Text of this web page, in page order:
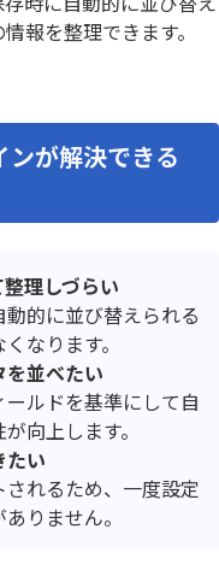
報を整理できます。
ンが解決できる
理しづらい
的に並び替えられる
なります。
並べたい
ルドを基準にして自
向上します。
たい
れるため、一度設定
りません。